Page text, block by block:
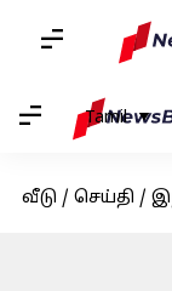
Tamil
வீடு / செய்தி /